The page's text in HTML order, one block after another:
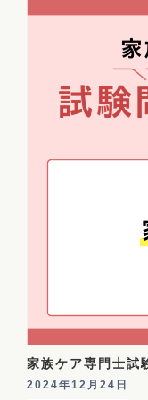
家族ケア専門士試
2024年12月24日